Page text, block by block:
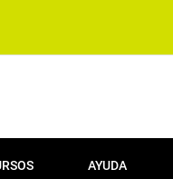
AYUDA